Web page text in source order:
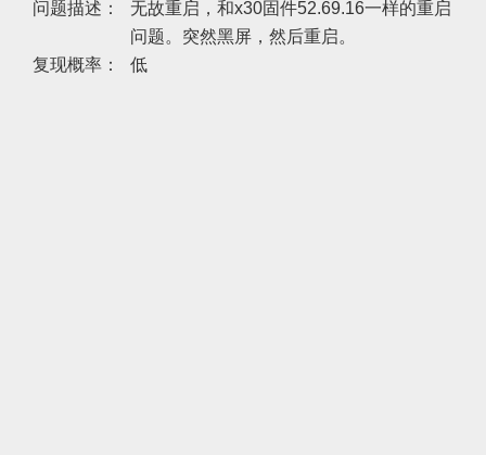
问题描述：
无故重启，和x30固件52.69.16一样的重启
问题。突然黑屏，然后重启。
复现概率：
低